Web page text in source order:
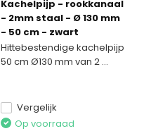
Kachelpijp - rookkanaal
- 2mm staal - Ø 130 mm
- 50 cm - zwart
Hittebestendige kachelpijp
50 cm Ø130 mm van 2 ...
Vergelijk
Op voorraad